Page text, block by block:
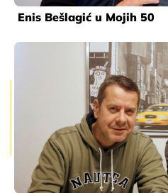
Enis Bešlagić u Mojih 50